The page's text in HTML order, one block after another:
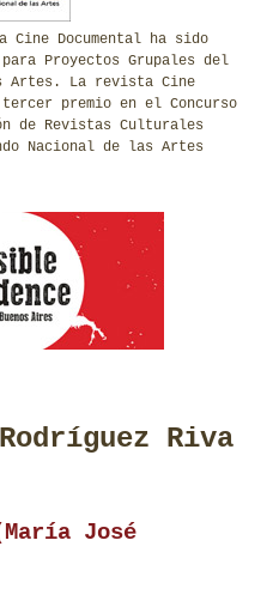
Documental ha sido
Proyectos Grupales del
Artes. La revista Cine
premio en el Concurso
de Revistas Culturales
Nacional de las Artes
Riva
José